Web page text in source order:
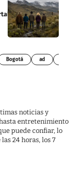
el campo y
Bogotá ad
noticias y
entretenimiento
puede confiar, lo
24 horas, los 7